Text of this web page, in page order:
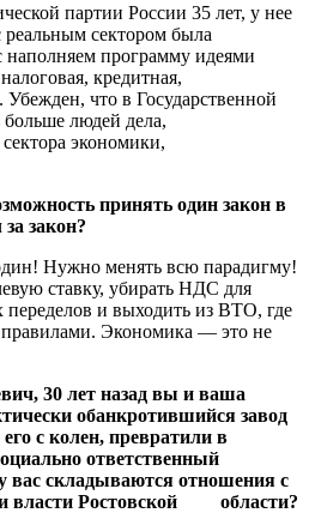
партии России 35 лет, у нее
сектором была
программу идеями
кредитная,
что в Государственной
людей дела,
экономики,
принять один закон в
закон?
Нужно менять всю парадигму!
ставку, убирать НДС для
и выходить из ВТО, где
Экономика — это не
30 лет назад вы и ваша
обанкротившийся завод
с колен, превратили в
ответственный
вас складываются отношения с
власти Ростовской области?